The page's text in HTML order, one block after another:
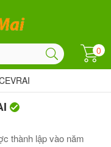
0
thành lập vào năm